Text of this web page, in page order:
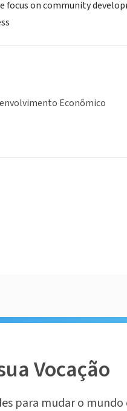
on community
Econômico
Vocação
para mudar o mundo